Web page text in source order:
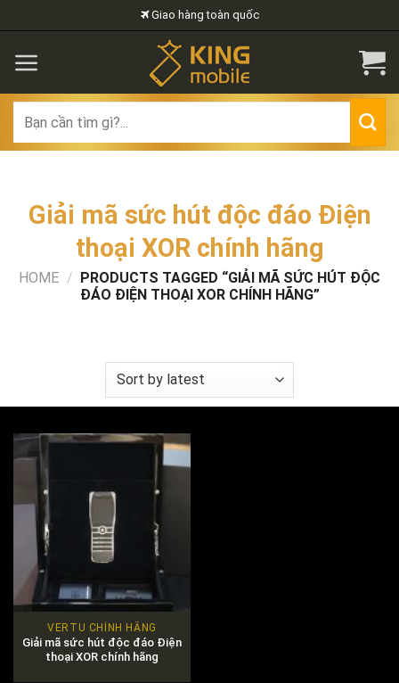
to
content
Giao hàng toàn quốc
for:
Giải mã sức hút độc đáo Điện
thoại XOR chính hãng
HOME / PRODUCTS TAGGED “GIẢI MÃ SỨC HÚT ĐỘC
ĐÁO ĐIỆN THOẠI XOR CHÍNH HÃNG”
VERTU CHÍNH HÃNG
Giải mã sức hút độc đáo Điện
thoại XOR chính hãng